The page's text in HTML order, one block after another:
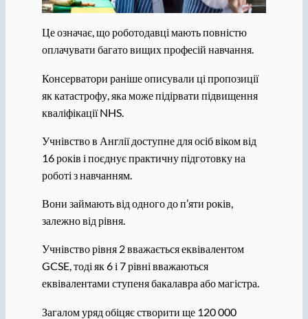
Це означає, що роботодавці мають повністю
оплачувати багато вищих професій навчання.
Консерватори раніше описували ці пропозиції
як катастрофу, яка може підірвати підвищення
кваліфікації NHS.
Учнівство в Англії доступне для осіб віком від
16 років і поєднує практичну підготовку на
роботі з навчанням.
Вони займають від одного до п’яти років,
залежно від рівня.
Учнівство рівня 2 вважається еквівалентом
GCSE, тоді як 6 і 7 рівні вважаються
еквівалентами ступеня бакалавра або магістра.
Загалом уряд обіцяє створити ще 120 000